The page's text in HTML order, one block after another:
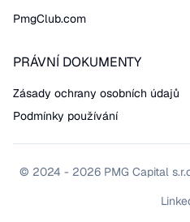
PmgClub.com
PRÁVNÍ DOKUMENTY
Zásady ochrany osobních údajů
Podmínky používání
© 2024 - 2026 PMG Capital